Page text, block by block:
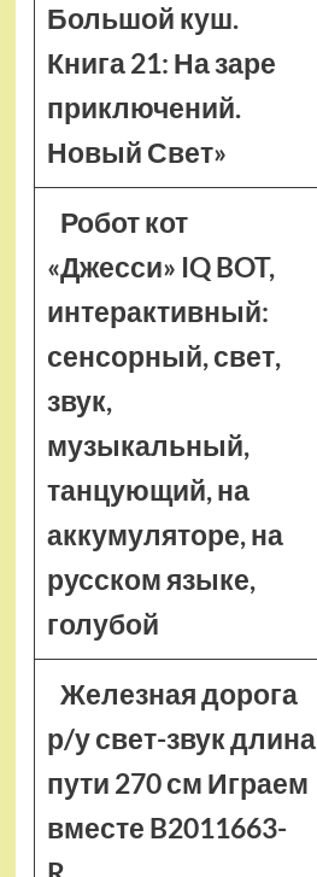
Большой куш.
Книга 21: На заре
приключений.
Новый Свет»
Робот кот
«Джесси» IQ BOT,
интерактивный:
сенсорный, свет,
звук,
музыкальный,
танцующий, на
аккумуляторе, на
русском языке,
голубой
Железная дорога
р/у свет-звук длина
пути 270 см Играем
вместе B2011663-